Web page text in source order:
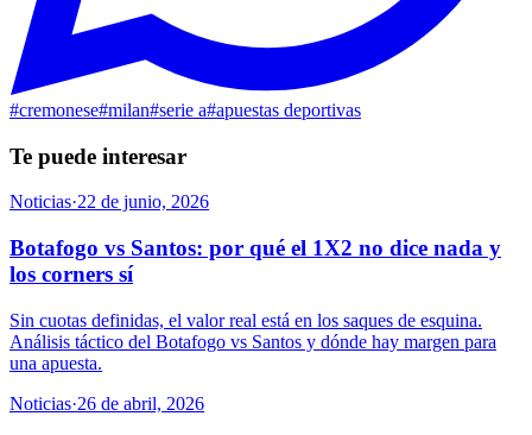
#cremonese#milan#serie a#apuestas deportivas
Te puede interesar
Noticias·22 de junio, 2026
Botafogo vs Santos: por qué el 1X2 no dice nada y
los corners sí
Sin cuotas definidas, el valor real está en los saques de esquina.
Análisis táctico del Botafogo vs Santos y dónde hay margen para
una apuesta.
Noticias·26 de abril, 2026